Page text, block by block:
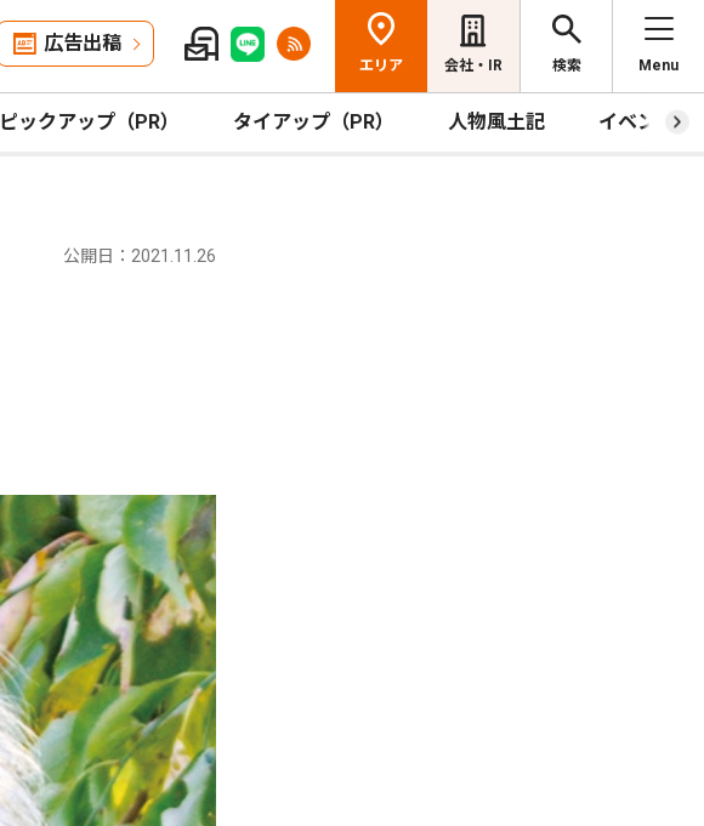
広告出稿
エリア 会社・IR 検索 Menu
ピックアップ（PR） タイアップ（PR） 人物風土記 イベント
公開日：2021.11.26